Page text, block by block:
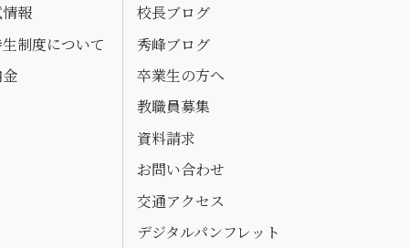
情報
制度について
校長ブログ
秀峰ブログ
卒業生の方へ
教職員募集
資料請求
お問い合わせ
交通アクセス
デジタルパンフレット